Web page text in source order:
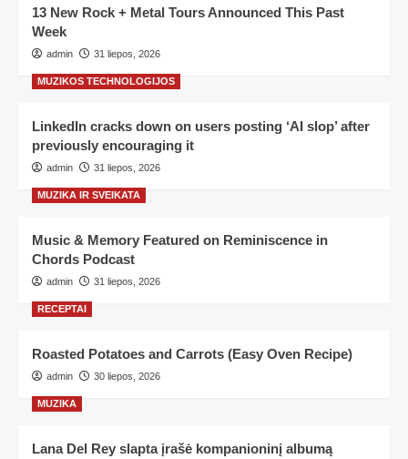
13 New Rock + Metal Tours Announced This Past
Week
admin 31 liepos, 2026
MUZIKOS TECHNOLOGIJOS
LinkedIn cracks down on users posting ‘AI slop’ after
previously encouraging it
admin 31 liepos, 2026
MUZIKA IR SVEIKATA
Music & Memory Featured on Reminiscence in
Chords Podcast
admin 31 liepos, 2026
RECEPTAI
Roasted Potatoes and Carrots (Easy Oven Recipe)
admin 30 liepos, 2026
MUZIKA
Lana Del Rey slapta įrašė kompanioninį albumą